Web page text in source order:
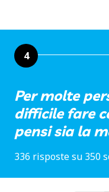
4
Per molte
difficile fare
pensi sia la
336 risposte su 350